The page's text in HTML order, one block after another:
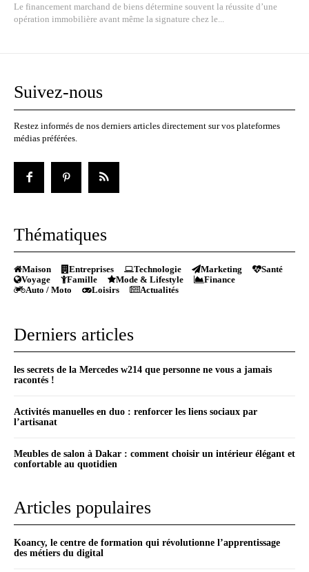
Le financement marchand de biens détermine souvent la réussite d’une
opération immobilière avant même la signature chez le...
Suivez-nous
Restez informés de nos derniers articles directement sur vos plateformes
médias préférées.
Thématiques
Maison Entreprises Technologie Marketing
Santé
Voyage
Famille Mode & Lifestyle
Finance
Auto / Moto
Loisirs Actualités
Derniers articles
les secrets de la Mercedes w214 que personne ne vous a jamais
racontés !
Activités manuelles en duo : renforcer les liens sociaux par
l’artisanat
Meubles de salon à Dakar : comment choisir un intérieur élégant et
confortable au quotidien
Articles populaires
Koancy, le centre de formation qui révolutionne l’apprentissage
des métiers du digital